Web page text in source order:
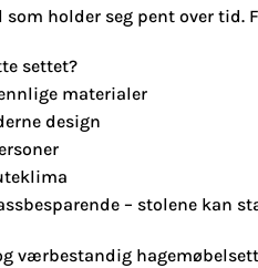
holder seg pent over tid.
settet?
materialer
design
– stolene kan
værbestandig